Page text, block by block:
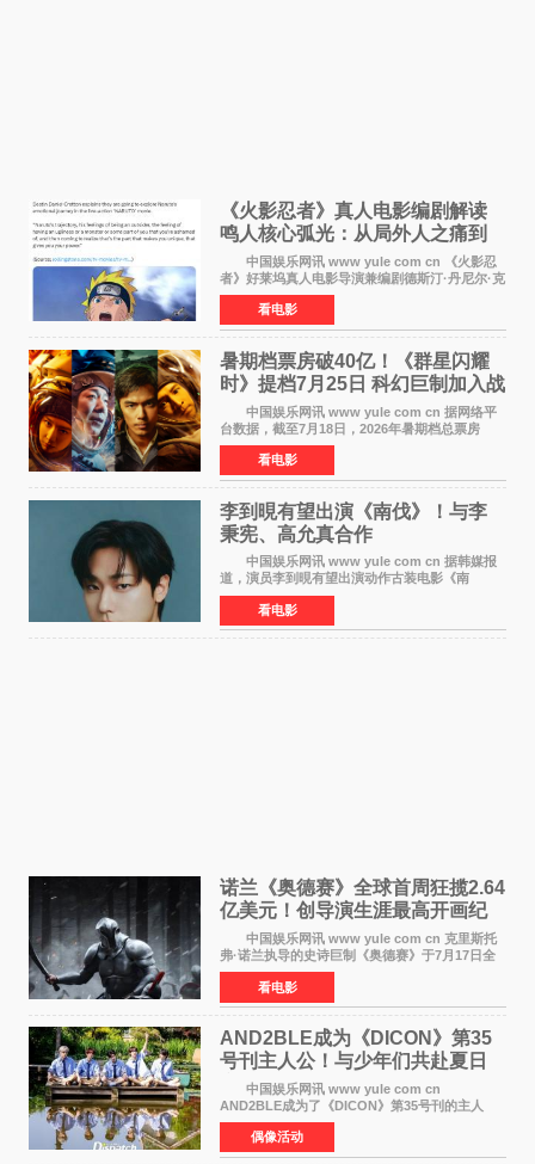
《火影忍者》真人电影编剧解读
鸣人核心弧光：从局外人之痛到
自我觉醒
中国娱乐网讯 www yule com cn 《火影忍
者》好莱坞真人电影导演兼编剧德斯汀·丹尼尔·克
雷顿近日在采访中分享了对主角鸣人成长弧光的
理解，透露电影将深入探索鸣人作为局外人的情
感历程。
看电影
暑期档票房破40亿！《群星闪耀
时》提档7月25日 科幻巨制加入战
中国娱乐网讯 www yule com cn 据网络平
台数据，截至7月18日，2026年暑期档总票房
（含预售）已正式突破40亿元大关，年度总票房
也随之逼近197亿元。超百部中外佳片同台竞技，
点燃了盛夏的电
看电影
李到晛有望出演《南伐》！与李
秉宪、高允真合作
中国娱乐网讯 www yule com cn 据韩媒报
道，演员李到晛有望出演动作古装电影《南
伐》，与李秉宪、高允真合作，引发关注。
该片为动作古装片，讲述朝鲜初期，为了解救被
倭寇绑走的俘虏，9
看电影
诺兰《奥德赛》全球首周狂揽2.64
亿美元！创导演生涯最高开画纪
中国娱乐网讯 www yule com cn 克里斯托
弗·诺兰执导的史诗巨制《奥德赛》于7月17日全
球上映，首周末票房表现远超预期——北美首周
三天粗报1 245亿美元（开画3919馆），全球首周
2 641亿美元
看电影
AND2BLE成为《DICON》第35
号刊主人公！与少年们共赴夏日
之约
中国娱乐网讯 www yule com cn
AND2BLE成为了《DICON》第35号刊的主人
公，本期标题为And The Summer。作为出道后
首次担任杂志画报主角的完整体，AND2BLE用清
澈的少年感与全新的夏天相遇了
偶像活动